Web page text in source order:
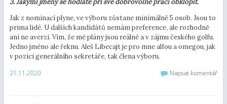
Jak z nominací plyne, ve výboru zůstane minimálně 5 osob. Jsou to
prima lidé. U dalších kandidátů nemám preference, ale rozhodně
ani ne averzi. Vím, že mé plány jsou reálné a v zájmu českého golfu.
Jedno jméno ale řeknu. Aleš Libecajt je pro mne alfou a omegou, jak
v pozici generálního sekretáře, tak člena výboru.
21.11.2020
Napsat komentář